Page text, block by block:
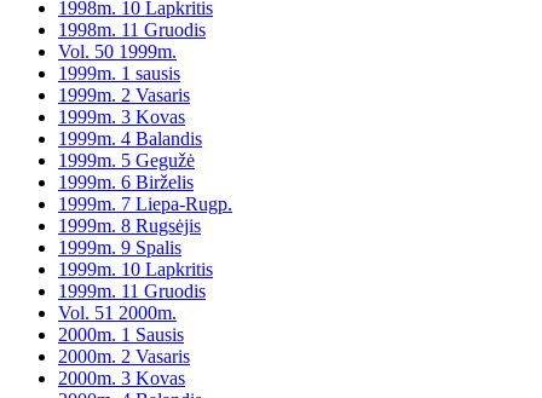
1998m. 10 Lapkritis
1998m. 11 Gruodis
Vol. 50 1999m.
1999m. 1 sausis
1999m. 2 Vasaris
1999m. 3 Kovas
1999m. 4 Balandis
1999m. 5 Gegužė
1999m. 6 Birželis
1999m. 7 Liepa-Rugp.
1999m. 8 Rugsėjis
1999m. 9 Spalis
1999m. 10 Lapkritis
1999m. 11 Gruodis
Vol. 51 2000m.
2000m. 1 Sausis
2000m. 2 Vasaris
2000m. 3 Kovas